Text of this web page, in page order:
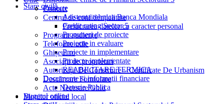
Stare civilă
Proiecte
Asistenta tehnica Banca Mondiala
Credit rating Sector 5
Propuneri de proiecte
Proiecte in evaluare
Proiecte in implementare
Proiecte implementate
REABILITARE TERMICA
Documente si informatii financiare
Datorie Publica
Bugetul online
Contact
Centrul de confidențialitate
Prelucrarea datelor cu caracter personal
Program audiențe
Telefoane utile
Ghișeul.ro
Asociații de proprietari
Autorizații De Construire – Certificate De Urbanism
Descărcare Formulare
Acte Necesare/Ghid
Monitor oficial local